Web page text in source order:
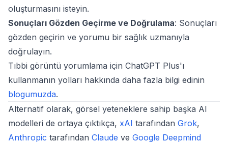
oluşturmasını isteyin.
Sonuçları Gözden Geçirme ve Doğrulama: Sonuçları
gözden geçirin ve yorumu bir sağlık uzmanıyla
doğrulayın.
Tıbbi görüntü yorumlama için ChatGPT Plus'ı
kullanmanın yolları hakkında daha fazla bilgi edinin
blogumuzda.
Alternatif olarak, görsel yeteneklere sahip başka AI
modelleri de ortaya çıktıkça, xAI tarafından Grok,
Anthropic tarafından Claude ve Google Deepmind